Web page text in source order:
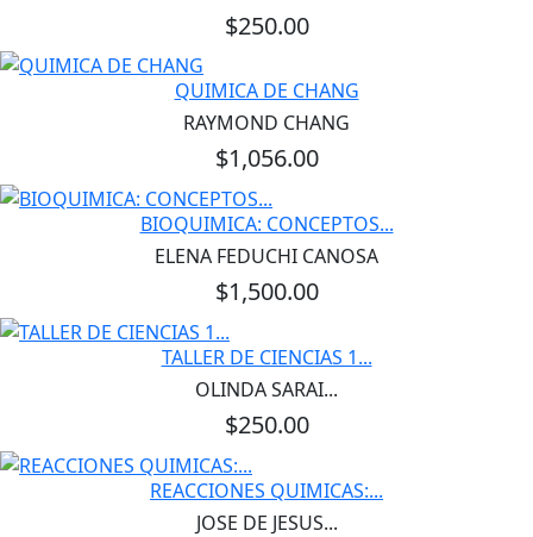
$250.00
QUIMICA DE CHANG
RAYMOND CHANG
$1,056.00
BIOQUIMICA: CONCEPTOS...
ELENA FEDUCHI CANOSA
$1,500.00
TALLER DE CIENCIAS 1...
OLINDA SARAI...
$250.00
REACCIONES QUIMICAS:...
JOSE DE JESUS...